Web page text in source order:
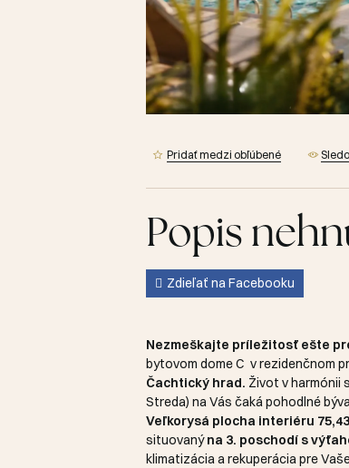
Pridať medzi obľúbené
Popis
Zdieľať na Facebooku
Nezmeškajte príležitosť ešte
bytovom dome C v rezidenčnom
Čachtický hrad. Život v harmónii
Streda) na Vás čaká pohodlné
Veľkorysá plocha interiéru 75,43
situovanýna 3. poschodí s
klimatizácia a rekuperácia pre